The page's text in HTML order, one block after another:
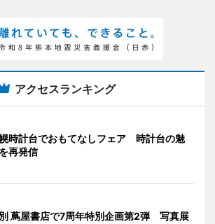
アクセスランキング
時計台でおもてなしフェア 時計台の魅
再発信
蔦屋書店で7周年特別企画第2弾 写真展